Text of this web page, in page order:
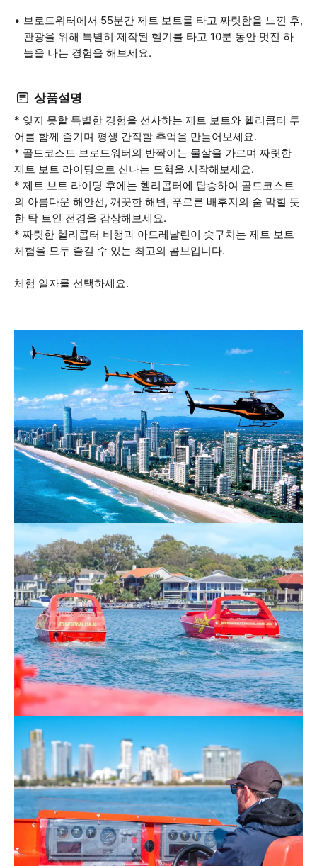
브로드워터에서 55분간 제트 보트를 타고 짜릿함을 느낀 후,
관광을 위해 특별히 제작된 헬기를 타고 10분 동안 멋진 하
늘을 나는 경험을 해보세요.
상품설명
* 잊지 못할 특별한 경험을 선사하는 제트 보트와 헬리콥터 투
어를 함께 즐기며 평생 간직할 추억을 만들어보세요.
* 골드코스트 브로드워터의 반짝이는 물살을 가르며 짜릿한
제트 보트 라이딩으로 신나는 모험을 시작해보세요.
* 제트 보트 라이딩 후에는 헬리콥터에 탑승하여 골드코스트
의 아름다운 해안선, 깨끗한 해변, 푸르른 배후지의 숨 막힐 듯
한 탁 트인 전경을 감상해보세요.
* 짜릿한 헬리콥터 비행과 아드레날린이 솟구치는 제트 보트
체험을 모두 즐길 수 있는 최고의 콤보입니다.
체험 일자를 선택하세요.